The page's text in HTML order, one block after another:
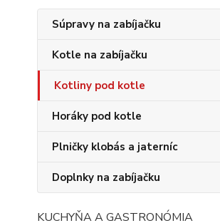
Súpravy na zabíjačku
Kotle na zabíjačku
Kotliny pod kotle
Horáky pod kotle
Plničky klobás a jaterníc
Doplnky na zabíjačku
KUCHYŇA A GASTRONÓMIA